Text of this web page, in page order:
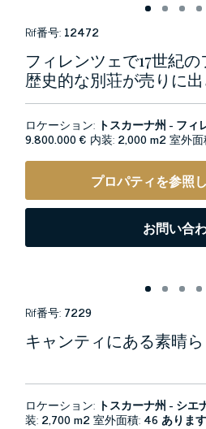
Rif番号: 12472
フィレンツェで17世紀
歴史的な別荘が売りに
ロケーション: トスカーナ州 - フィ
9.800.000 € 内装: 2,000 m2室外面
プロパティを参照
お問い合
Rif番号: 7229
キャンティにある素晴
ロケーション: トスカーナ州 - シエ
装: 2,700 m2室外面積: 46 あります